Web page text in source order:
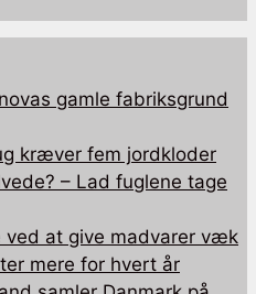
gamle fabriksgrund
kræver fem jordkloder
– Lad fuglene tage
ved at give madvarer væk
mere for hvert år